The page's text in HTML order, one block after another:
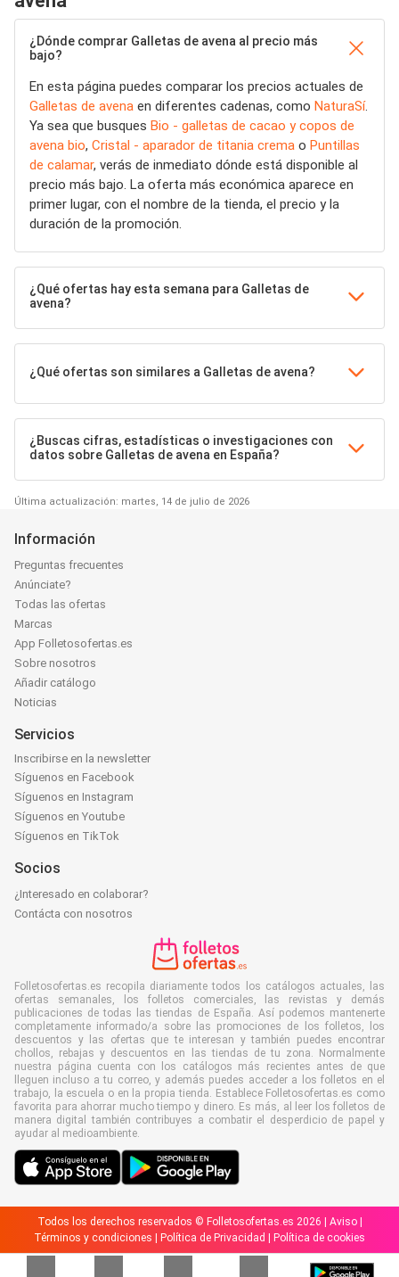
¿Dónde comprar Galletas de avena al precio más
bajo?
En esta página puedes comparar los precios actuales de
Galletas de avena en diferentes cadenas, como NaturaSí.
Ya sea que busques Bio - galletas de cacao y copos de
avena bio, Cristal - aparador de titania crema o Puntillas
de calamar, verás de inmediato dónde está disponible al
precio más bajo. La oferta más económica aparece en
primer lugar, con el nombre de la tienda, el precio y la
duración de la promoción.
¿Qué ofertas hay esta semana para Galletas de
avena?
¿Qué ofertas son similares a Galletas de avena?
¿Buscas cifras, estadísticas o investigaciones con
datos sobre Galletas de avena en España?
Última actualización: martes, 14 de julio de 2026
Información
Preguntas frecuentes
Anúnciate?
Todas las ofertas
Marcas
App Folletosofertas.es
Sobre nosotros
Añadir catálogo
Noticias
Servicios
Inscribirse en la newsletter
Síguenos en Facebook
Síguenos en Instagram
Síguenos en Youtube
Síguenos en TikTok
Socios
¿Interesado en colaborar?
Contácta con nosotros
Folletosofertas.es recopila diariamente todos los catálogos actuales, las
ofertas semanales, los folletos comerciales, las revistas y demás
publicaciones de todas las tiendas de España. Así podemos mantenerte
completamente informado/a sobre las promociones de los folletos, los
descuentos y las ofertas que te interesan y también puedes encontrar
chollos, rebajas y descuentos en las tiendas de tu zona. Normalmente
nuestra página cuenta con los catálogos más recientes antes de que
lleguen incluso a tu correo, y además puedes acceder a los folletos en el
trabajo, la escuela o en la propia tienda. Establece Folletosofertas.es como
favorita para ahorrar mucho tiempo y dinero. Es más, al leer los folletos de
manera digital también contribuyes a combatir el desperdicio de papel y
ayudar al medioambiente.
Todos los derechos reservados © Folletosofertas.es 2026 | Aviso|
Términos y condiciones
Política de Privacidad Política de cookies